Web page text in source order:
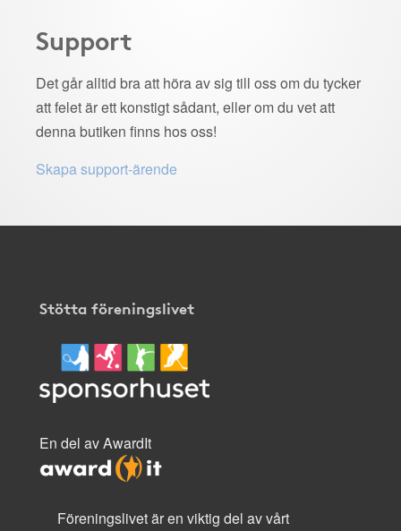
Support
Det går alltid bra att höra av sig till oss om du tycker
att felet är ett konstigt sådant, eller om du vet att
denna butiken finns hos oss!
Skapa support-ärende
Stötta föreningslivet
En del av AwardIt
Föreningslivet är en viktig del av vårt